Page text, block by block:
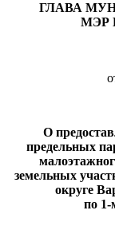
ГЛАВА
МЭР
О
предельных
земельных
округе
по 1-